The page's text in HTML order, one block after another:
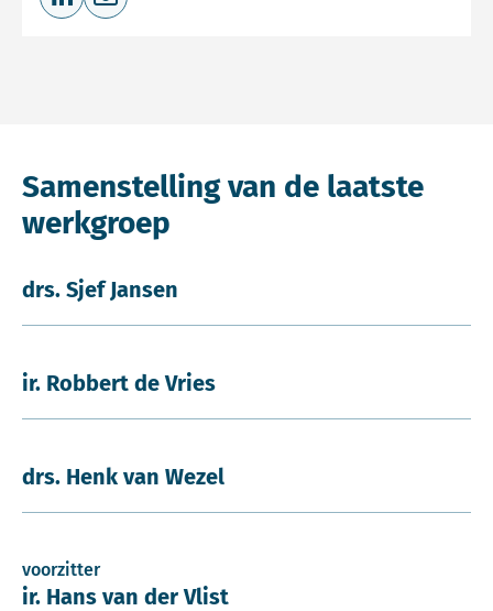
Deel op LinkedIn
Deel via e-mail
Samenstelling van de laatste
werkgroep
drs. Sjef Jansen
ir. Robbert de Vries
drs. Henk van Wezel
voorzitter
ir. Hans van der Vlist